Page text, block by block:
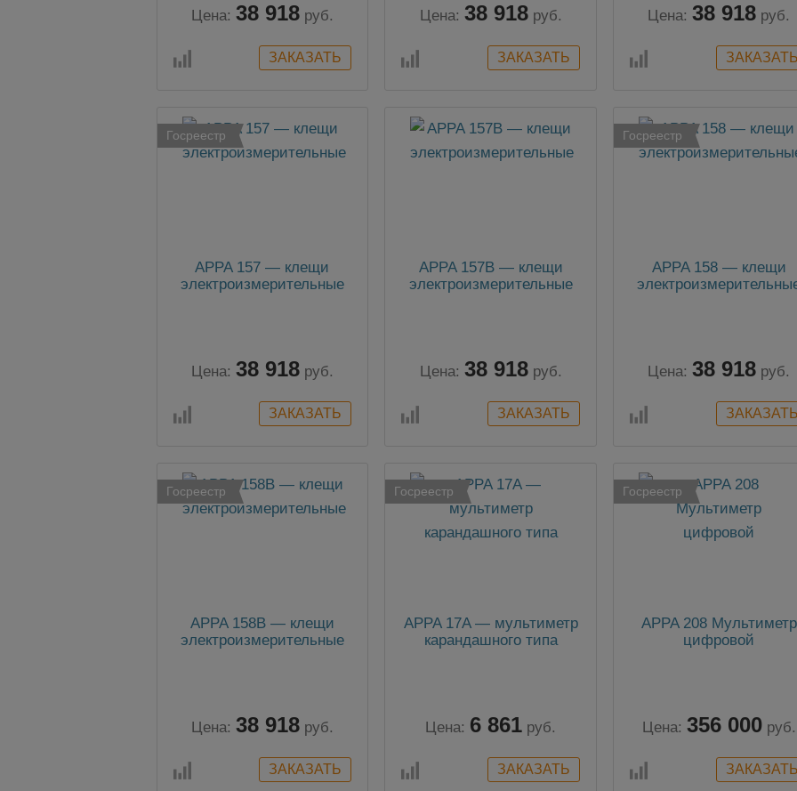
Цена: 38 918 руб. Цена: 38 918 руб. Цена: 38 918 руб.
Госреестр
APPA 157 — клещи
электроизмерительные
Цена: 38 918 руб.
APPA 157B — клещи
электроизмерительные
Цена: 38 918 руб.
Госреестр
APPA 158 — клещи
Цена: 38 918 руб.
Госреестр
APPA 158B — клещи
электроизмерительные
Цена: 38 918 руб.
Госреестр
APPA 17A — мультиметр
карандашного типа
Цена: 6 861 руб.
Госреестр
APPA 208 Мультиметр
цифровой
Цена: 356 000 руб.